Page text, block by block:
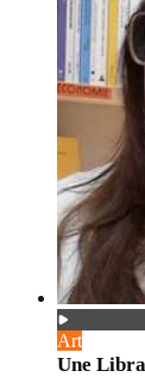
Art
Une